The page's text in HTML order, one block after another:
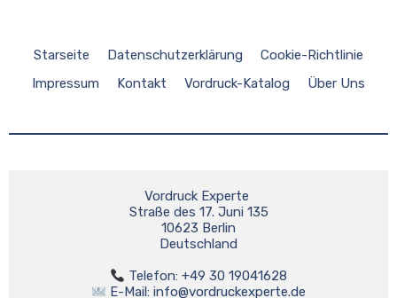
Starseite Datenschutzerklärung
Cookie-Richtlinie
Impressum
Kontakt Vordruck-Katalog Über Uns
Vordruck Experte
Straße des 17. Juni 135
10623 Berlin
Deutschland
E-Mail: info@vordruckexperte.de